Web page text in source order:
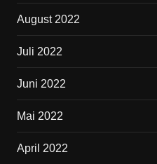
August 2022
Juli 2022
Juni 2022
Mai 2022
April 2022